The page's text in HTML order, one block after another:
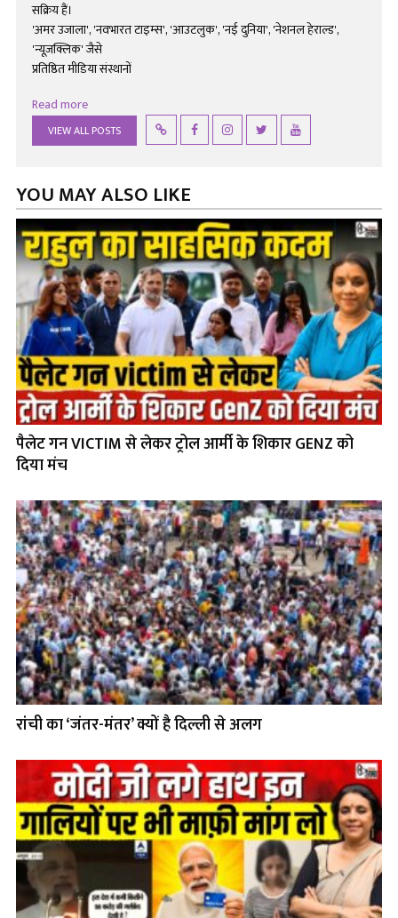
सक्रिय हैं।
'अमर उजाला', 'नवभारत टाइम्स', 'आउटलुक', 'नई दुनिया', 'नेशनल हेराल्ड',
'न्यूज़क्लिक' जैसे
प्रतिष्ठित मीडिया संस्थानों
Read more
VIEW ALL POSTS
YOU MAY ALSO LIKE
पैलेट गन VICTIM से लेकर ट्रोल आर्मी के शिकार GENZ को
दिया मंच
रांची का ‘जंतर-मंतर’ क्यों है दिल्ली से अलग